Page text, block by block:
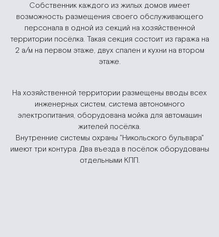
Собственник каждого из жилых домов имеет
возможность размещения своего обслуживающего
персонала в одной из секций на хозяйственной
территории посёлка. Такая секция состоит из гаража на
2 а/м на первом этаже, двух спален и кухни на втором
этаже.
На хозяйственной территории размещены вводы всех
инженерных систем, система автономного
электропитания, оборудована мойка для автомашин
жителей посёлка.
Внутренние системы охраны "Никольского бульвара"
имеют три контура. Два въезда в посёлок оборудованы
отдельными КПП.